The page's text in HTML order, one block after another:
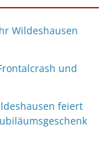
Wildeshausen
und
feiert